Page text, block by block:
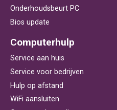
Onderhoudsbeurt PC
Bios update
Computerhulp
Service aan huis
Service voor bedrijven
Hulp op afstand
WiFi aansluiten